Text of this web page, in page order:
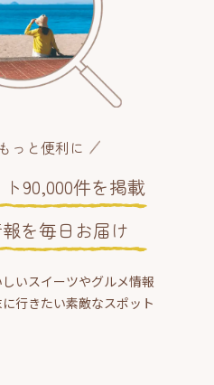
っと便利に
90,000件を掲載
を毎日お届け
いスイーツやグルメ情報
行きたい素敵なスポット